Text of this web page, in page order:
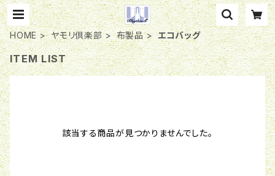
HOME ヤモリ倶楽部 布製品 エコバッグ
ITEM LIST
該当する商品が見つかりませんでした。